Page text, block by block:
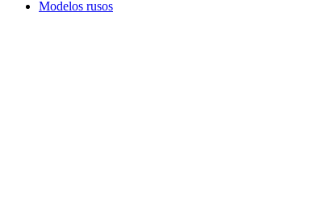
Modelos rusos